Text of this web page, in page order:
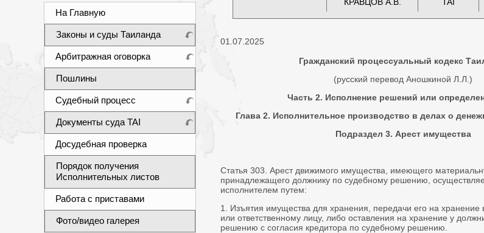
На Главную
Законы и суды Таиланда
Арбитражная оговорка
Пошлины
Судебный процесс
Документы суда TAI
Досудебная проверка
Порядок получения
Исполнительных листов
Работа с приставами
Фото/видео галерея
01.07.2025
Гражданский процессуальный кодекс
(русский перевод Аношкиной Л.Л.)
Часть 2. Исполнение решений или
Глава 2. Исполнительное производство в делах о
Подраздел 3. Арест имущества
Статья 303. Арест движимого имущества, имеющего
принадлежащего должнику по судебному решению,
исполнителем путем:
1. Изъятия имущества для хранения, передачи его на хранение
или ответственному лицу, либо оставления на хранение у
решению с согласия кредитора по судебному решению.